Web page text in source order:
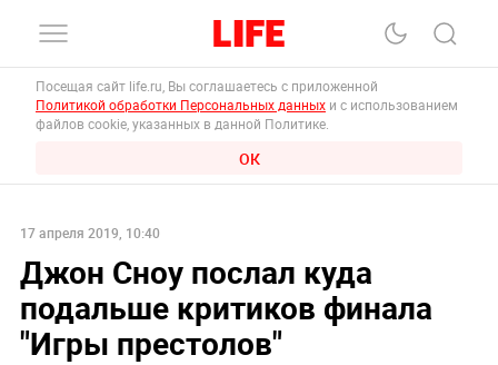
Посещая сайт life.ru, Вы соглашаетесь с приложенной
Политикой обработки Персональных данных и с использованием
файлов cookie, указанных в данной Политике.
ОК
17 апреля 2019, 10:40
Джон Сноу послал куда
подальше критиков финала
"Игры престолов"